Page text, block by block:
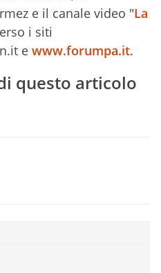
e il canale video "La
i siti
e www.forumpa.it.
questo articolo